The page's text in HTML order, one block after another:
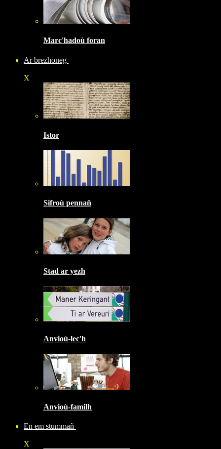
Marc'hadoù foran
Ar brezhoneg
X
Istor
Sifroù pennañ
Stad ar yezh
Anvioù-lec'h
Anvioù-familh
En em stummañ
X